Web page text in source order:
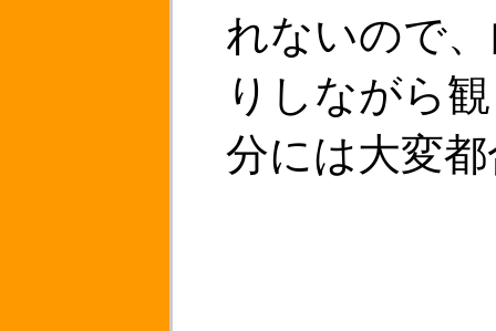
れないので
りしながら
分には大変